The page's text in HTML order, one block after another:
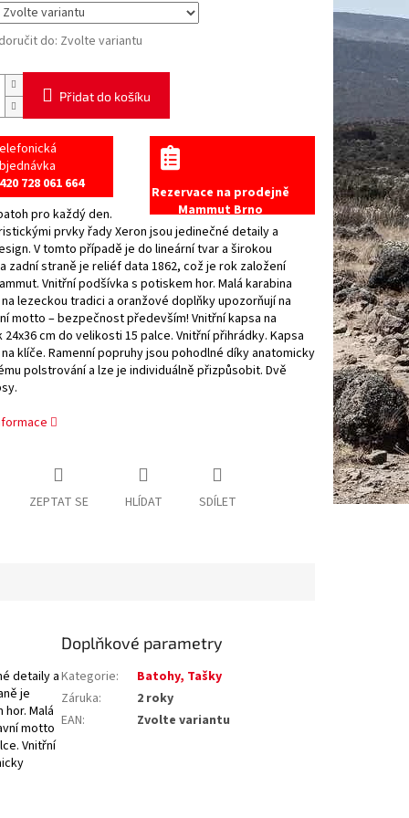
do: Zvolte variantu
Přidat do košíku
Rezervace na prodejně
Mammut Brno
728 061 664
pro každý den.
prvky řady Xeron jsou jedinečné detaily a
V tomto případě je do lineární tvar a širokou
zadní straně je reliéf data 1862, což je rok založení
Vnitřní podšívka s potiskem hor. Malá karabina
lezeckou tradici a oranžové doplňky upozorňují na
motto – bezpečnost především! Vnitřní kapsa na
cm do velikosti 15 palce. Vnitřní přihrádky. Kapsa
klíče. Ramenní popruhy jsou pohodlné díky anatomicky
polstrování a lze je individuálně přizpůsobit. Dvě
ZEPTAT SE HLÍDAT SDÍLET
detaily a
je
Malá
motto
Vnitřní
Doplňkové parametry
Kategorie:
Batohy, Tašky
Záruka:
2 roky
EAN: Zvolte variantu